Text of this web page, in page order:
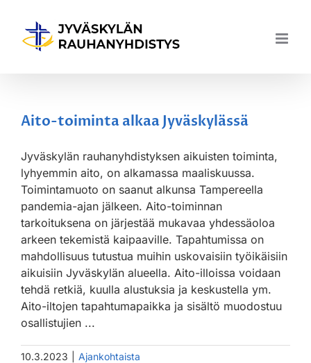
content
Aito-toiminta alkaa Jyväskylässä
Jyväskylän rauhanyhdistyksen aikuisten toiminta,
lyhyemmin aito, on alkamassa maaliskuussa.
Toimintamuoto on saanut alkunsa Tampereella
pandemia-ajan jälkeen. Aito-toiminnan
tarkoituksena on järjestää mukavaa yhdessäoloa
arkeen tekemistä kaipaaville. Tapahtumissa on
mahdollisuus tutustua muihin uskovaisiin työikäisiin
aikuisiin Jyväskylän alueella. Aito-illoissa voidaan
tehdä retkiä, kuulla alustuksia ja keskustella ym.
Aito-iltojen tapahtumapaikka ja sisältö muodostuu
osallistujien ...
10.3.2023 Ajankohtaista